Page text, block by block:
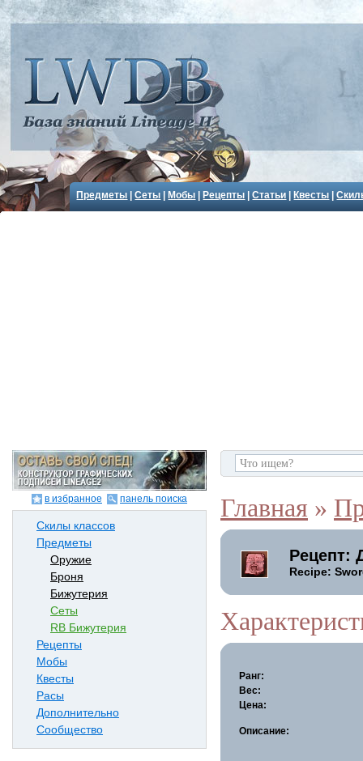
Предметы |Сеты Мобы Рецепты |Статьи Квесты |
в избранное панель поиска
Скилы классов
Предметы
Оружие
Броня
Бижутерия
Сеты
RB Бижутерия
Рецепты
Мобы
Квесты
Расы
Дополнительно
Сообщество
Главная »
Рецепт:
Recipe:
Ранг:
Вес:
Цена:
Описание: